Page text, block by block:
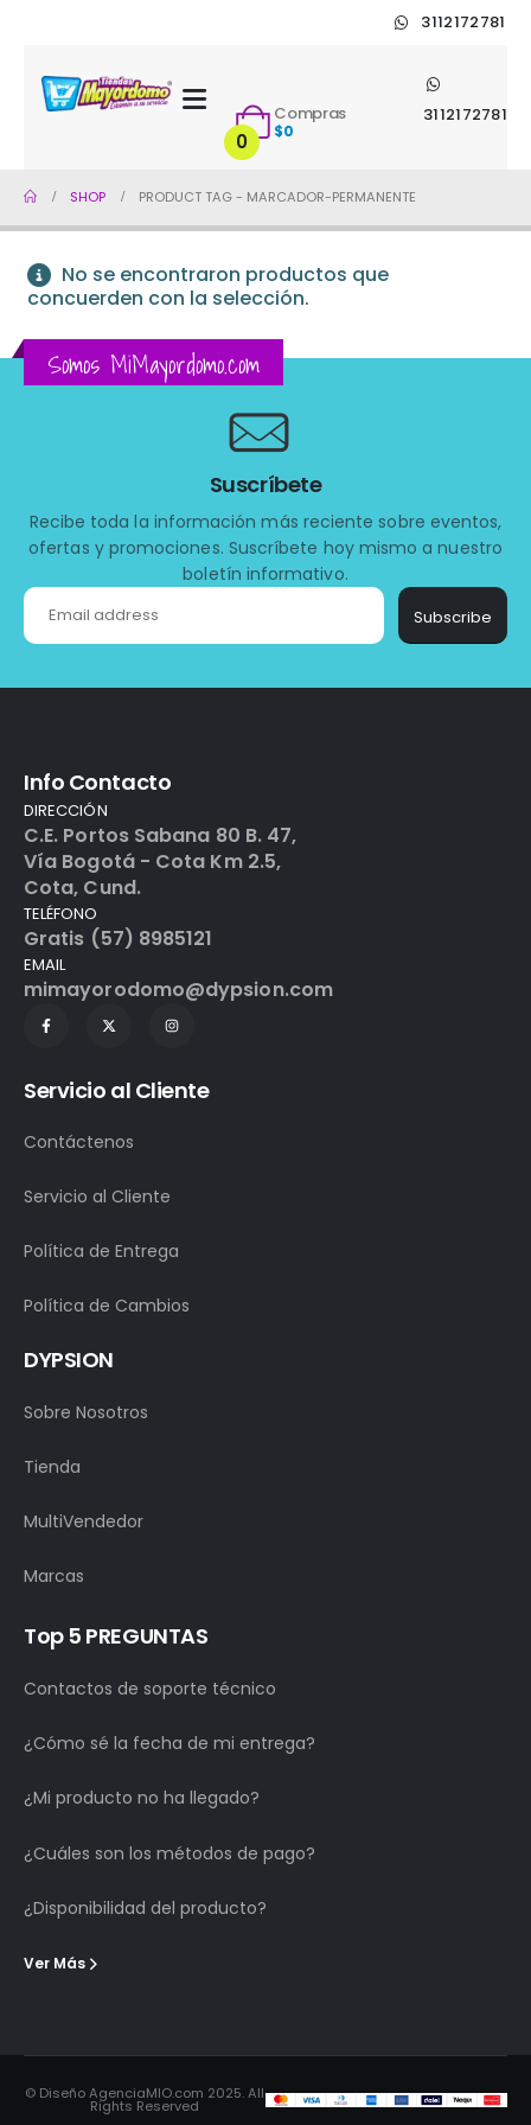
3112172781
3112172781
0
Compras
$0
SHOP PRODUCT TAG - MARCADOR-PERMANENTE
No se encontraron productos que
concuerden con la selección.
Somos MiMayordomo.com
Suscríbete
Recibe toda la información más reciente sobre eventos,
ofertas y promociones. Suscríbete hoy mismo a nuestro
boletín informativo.
Subscribe
Info Contacto
DIRECCIÓN
C.E. Portos Sabana 80 B. 47,
Vía Bogotá - Cota Km 2.5,
Cota, Cund.
TELÉFONO
Gratis (57) 8985121
EMAIL
mimayorodomo@dypsion.com
Servicio al Cliente
Contáctenos
Servicio al Cliente
Política de Entrega
Política de Cambios
DYPSION
Sobre Nosotros
Tienda
MultiVendedor
Marcas
Top 5 PREGUNTAS
Contactos de soporte técnico
¿Cómo sé la fecha de mi entrega?
¿Mi producto no ha llegado?
¿Cuáles son los métodos de pago?
¿Disponibilidad del producto?
Ver Más
© Diseño AgenciaMIO.com 2025. All
Rights Reserved